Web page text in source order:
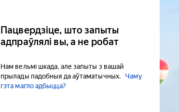
Пацвердзіце, што запыты
адпраўлялі вы, а не робат
Нам вельмі шкада, але запыты з вашай
прылады падобныя да аўтаматычных.
Чаму
гэта магло адбыцца?